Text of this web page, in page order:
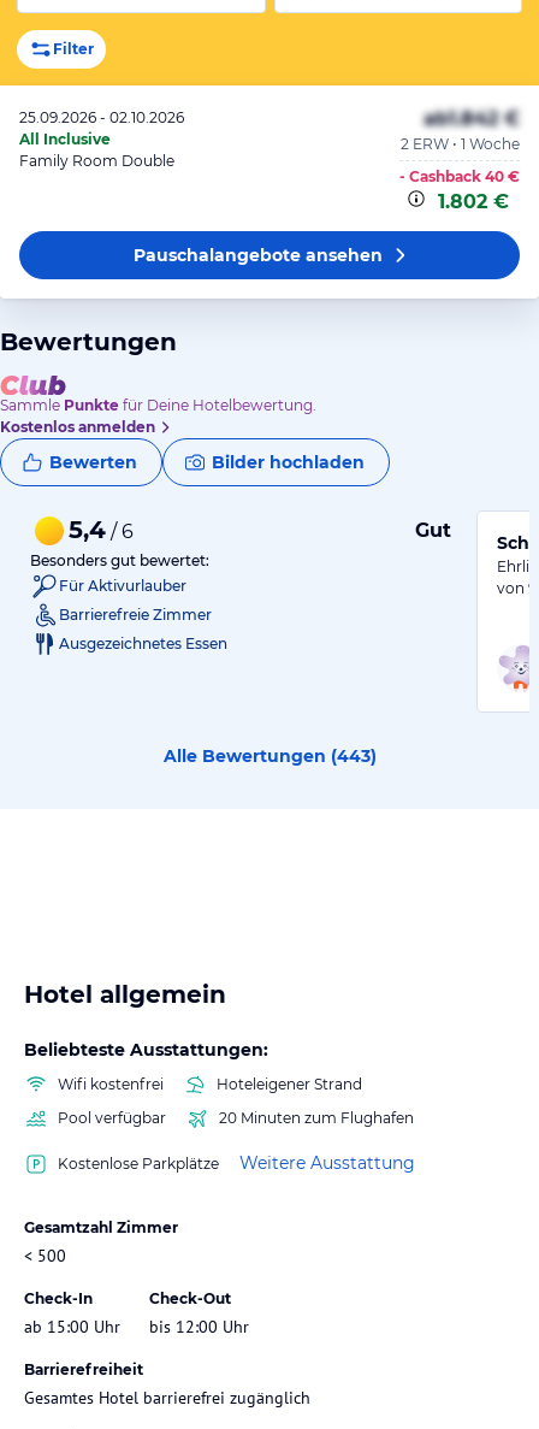
Filter
25.09.2026 - 02.10.2026
All Inclusive
Family Room Double
ab1.842 €
2 ERW • 1 Woche
- Cashback 40 €
1.802 €
Pauschalangeboteansehen
Bewertungen
Sammle Punkte für Deine Hotelbewertung.
Kostenlos anmelden
Bewerten Bilder hochladen
5,4 / 6 Gut
Besonders gut bewertet:
Für Aktivurlauber
Barrierefreie Zimmer
Ausgezeichnetes Essen
von
Alle Bewertungen (443)
Hotel allgemein
Beliebteste Ausstattungen:
Wifi kostenfrei
Hoteleigener Strand
Pool verfügbar
20 Minuten zum Flughafen
Kostenlose Parkplätze Weitere Ausstattung
Gesamtzahl Zimmer
< 500
Check-In
ab 15:00 Uhr
Check-Out
bis 12:00 Uhr
Barrierefreiheit
Gesamtes Hotel barrierefrei zugänglich